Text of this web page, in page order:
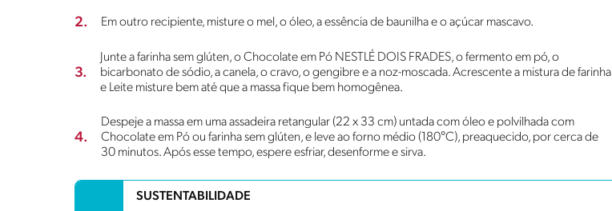
2. Em outro recipiente, misture o mel, o óleo, a essência de baunilha e o açúcar mascavo.
3.
Junte a farinha sem glúten, o Chocolate em Pó NESTLÉ DOIS FRADES, o fermento em pó, o
bicarbonato de sódio, a canela, o cravo, o gengibre e a noz-moscada. Acrescente a mistura de farinha
e Leite misture bem até que a massa fique bem homogênea.
4.
Despeje a massa em uma assadeira retangular (22 x 33 cm) untada com óleo e polvilhada com
Chocolate em Pó ou farinha sem glúten, e leve ao forno médio (180°C), preaquecido, por cerca de
30 minutos. Após esse tempo, espere esfriar, desenforme e sirva.
SUSTENTABILIDADE